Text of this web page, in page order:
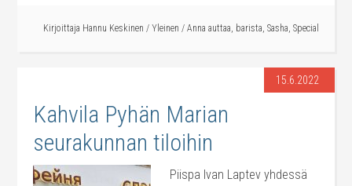
Kirjoittaja Hannu Keskinen / Yleinen / Anna auttaa, barista, Sasha, Special
15.6.2022
Kahvila Pyhän Marian
seurakunnan tiloihin
Piispa Ivan Laptev yhdessä